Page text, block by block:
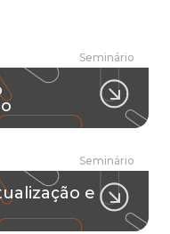
Seminário
Seminário
e